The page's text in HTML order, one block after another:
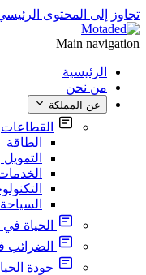
تجاوز إلى المحتوى
Main navigation
الرئيسية
من نحن
عن المملكة
القطاعات
الطاقة
التمويل
السياحة
الحياة
الضرائب
جودة